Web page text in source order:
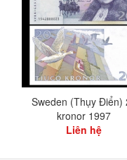
Sweden (Thụy Điển)
kronor 1997
Liên hệ